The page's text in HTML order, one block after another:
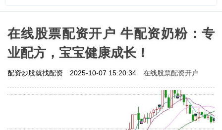
在线股票配资开户 牛配资奶粉：专
业配方，宝宝健康成长！
配资炒股就找配资 2025-10-07 15:20:34 在线股票配资开户